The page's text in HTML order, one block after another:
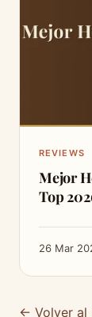
REVIEWS
Mejor
Top
26 Mar
← Volver al